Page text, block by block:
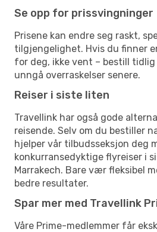
Se opp for prissvingninger
Prisene kan endre seg raskt,
tilgjengelighet. Hvis du finner
for deg, ikke vent – bestill
unngå overraskelser senere.
Reiser i siste liten
Travellink har også gode
reisende. Selv om du bestiller
hjelper vår tilbudsseksjon deg
konkurransedyktige flyreiser i
Marrakech. Bare vær fleksibel
bedre resultater.
Spar mer med Travellink
Våre Prime-medlemmer får